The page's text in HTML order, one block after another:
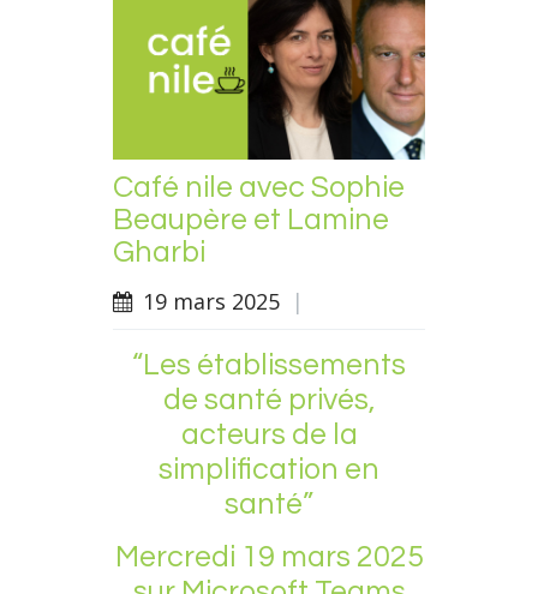
Café nile avec Sophie
Beaupère et Lamine
Gharbi
19 mars 2025 |
“Les établissements
de santé privés,
acteurs de la
simplification en
santé”
Mercredi 19 mars 2025